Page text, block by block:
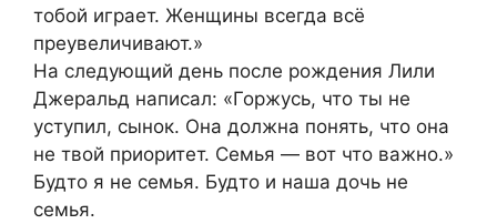
тобой играет. Женщины всегда всё
преувеличивают.»
На следующий день после рождения Лили
Джеральд написал: «Горжусь, что ты не
уступил, сынок. Она должна понять, что она
не твой приоритет. Семья — вот что важно.»
Будто я не семья. Будто и наша дочь не
семья.